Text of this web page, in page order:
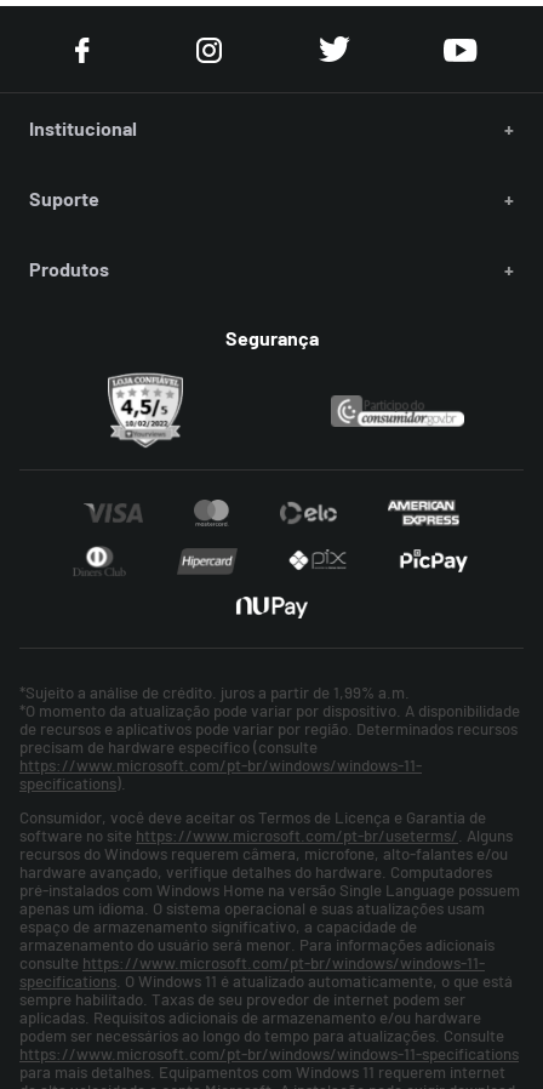
Institucional +
Suporte +
Produtos +
Segurança
*Sujeito a análise de crédito. juros a partir de 1,99% a.m.
*O momento da atualização pode variar por dispositivo. A disponibilidade
de recursos e aplicativos pode variar por região. Determinados recursos
precisam de hardware específico (consulte
https://www.microsoft.com/pt-br/windows/windows-11-
specifications).
Consumidor, você deve aceitar os Termos de Licença e Garantia de
software no site https://www.microsoft.com/pt-br/useterms/. Alguns
recursos do Windows requerem câmera, microfone, alto-falantes e/ou
hardware avançado, verifique detalhes do hardware. Computadores
pré-instalados com Windows Home na versão Single Language possuem
apenas um idioma. O sistema operacional e suas atualizações usam
espaço de armazenamento significativo, a capacidade de
armazenamento do usuário será menor. Para informações adicionais
consulte https://www.microsoft.com/pt-br/windows/windows-11-
specifications. O Windows 11 é atualizado automaticamente, o que está
sempre habilitado. Taxas de seu provedor de internet podem ser
aplicadas. Requisitos adicionais de armazenamento e/ou hardware
podem ser necessários ao longo do tempo para atualizações. Consulte
https://www.microsoft.com/pt-br/windows/windows-11-specifications
para mais detalhes. Equipamentos com Windows 11 requerem internet